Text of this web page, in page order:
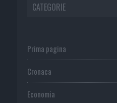
CATEGORIE
Prima pagina
Cronaca
Economia